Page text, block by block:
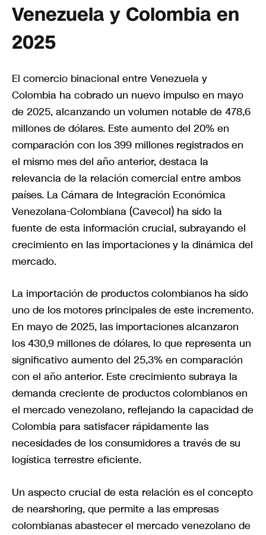
Venezuela y Colombia en
2025
El comercio binacional entre Venezuela y
Colombia ha cobrado un nuevo impulso en mayo
de 2025, alcanzando un volumen notable de 478,6
millones de dólares. Este aumento del 20% en
comparación con los 399 millones registrados en
el mismo mes del año anterior, destaca la
relevancia de la relación comercial entre ambos
países. La Cámara de Integración Económica
Venezolana-Colombiana (Cavecol) ha sido la
fuente de esta información crucial, subrayando el
crecimiento en las importaciones y la dinámica del
mercado.
La importación de productos colombianos ha sido
uno de los motores principales de este incremento.
En mayo de 2025, las importaciones alcanzaron
los 430,9 millones de dólares, lo que representa un
significativo aumento del 25,3% en comparación
con el año anterior. Este crecimiento subraya la
demanda creciente de productos colombianos en
el mercado venezolano, reflejando la capacidad de
Colombia para satisfacer rápidamente las
necesidades de los consumidores a través de su
logística terrestre eficiente.
Un aspecto crucial de esta relación es el concepto
de nearshoring, que permite a las empresas
colombianas abastecer el mercado venezolano de